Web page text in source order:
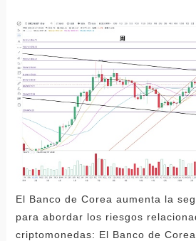
El Banco de Corea aumenta la
para abordar los riesgos
criptomonedas: El Banco de